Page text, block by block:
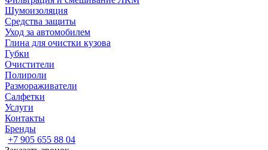
Шумоизоляция
Средства защиты
Уход за автомобилем
Глина для очистки кузова
Губки
Очистители
Полироли
Размораживатели
Салфетки
Услуги
Контакты
Бренды
+7 905 655 88 04